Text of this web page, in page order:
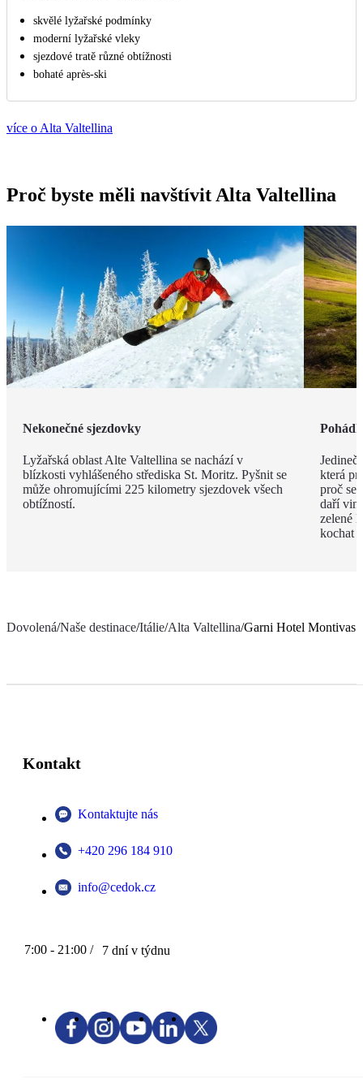
skvělé lyžařské podmínky
moderní lyžařské vleky
sjezdové tratě různé obtížnosti
bohaté aprѐs-ski
více o Alta Valtellina
Proč byste měli navštívit Alta Valtellina
Nekonečné sjezdovky
Lyžařská oblast Alte Valtellina se nachází v
blízkosti vyhlášeného střediska St. Moritz. Pyšnit se
může ohromujícími 225 kilometry sjezdovek všech
obtížností.
která
proč se
daří
zelené
kochat
Dovolená/Naše destinace/Itálie/Alta Valtellina/Garni Hotel Montivas
Kontakt
Kontaktujte nás
+420 296 184 910
info@cedok.cz
7:00 - 21:00 / 7 dní v týdnu